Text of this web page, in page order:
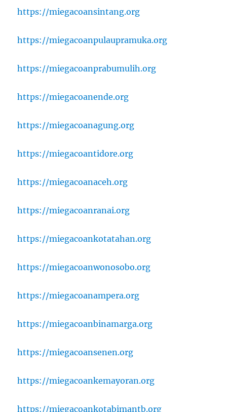
https://miegacoansintang.org
https://miegacoanpulaupramuka.org
https://miegacoanprabumulih.org
https://miegacoanende.org
https://miegacoanagung.org
https://miegacoantidore.org
https://miegacoanaceh.org
https://miegacoanranai.org
https://miegacoankotatahan.org
https://miegacoanwonosobo.org
https://miegacoanampera.org
https://miegacoanbinamarga.org
https://miegacoansenen.org
https://miegacoankemayoran.org
https://miegacoankotabimantb.org